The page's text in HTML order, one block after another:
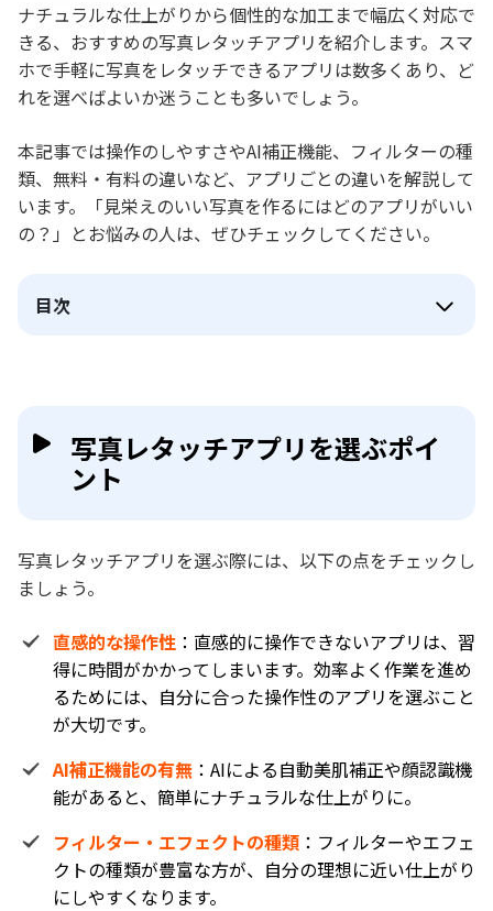
ナチュラルな仕上がりから個性的な加工まで幅広く対応で
きる、おすすめの写真レタッチアプリを紹介します。スマ
ホで手軽に写真をレタッチできるアプリは数多くあり、ど
れを選べばよいか迷うことも多いでしょう。
本記事では操作のしやすさやAI補正機能、フィルターの種
類、無料・有料の違いなど、アプリごとの違いを解説して
います。「見栄えのいい写真を作るにはどのアプリがいい
の？」とお悩みの人は、ぜひチェックしてください。
目次
写真レタッチアプリを選ぶポイ
ント
写真レタッチアプリを選ぶ際には、以下の点をチェックし
ましょう。
直感的な操作性 ：直感的に操作できないアプリは、習
得に時間がかかってしまいます。効率よく作業を進め
るためには、自分に合った操作性のアプリを選ぶこと
が大切です。
AI補正機能の有無 ：AIによる自動美肌補正や顔認識機
能があると、簡単にナチュラルな仕上がりに。
フィルター・エフェクトの種類 ：フィルターやエフェ
クトの種類が豊富な方が、自分の理想に近い仕上がり
にしやすくなります。